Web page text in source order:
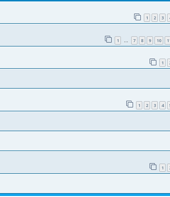
1 2 3
1 … 7 8 9 10
1
1 2 3 4
1